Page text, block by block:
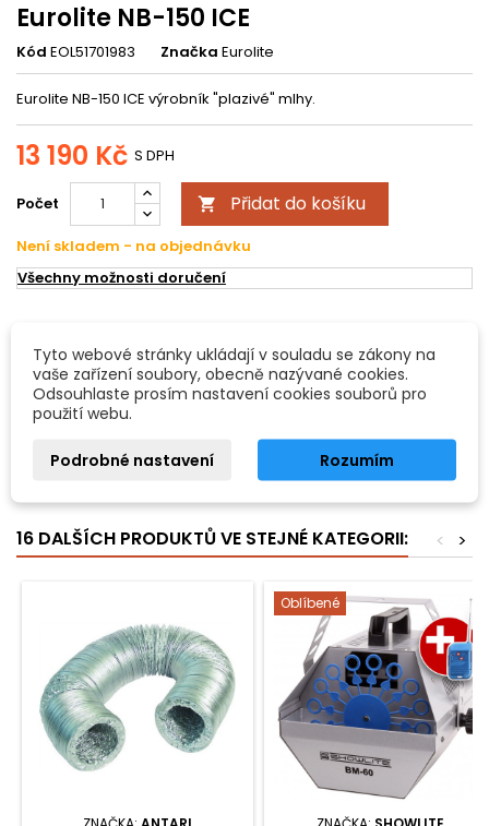
Eurolite NB-150 ICE
Kód EOL51701983 Značka Eurolite
Eurolite NB-150 ICE výrobník "plazivé" mlhy.
13 190 Kč S DPH
Počet  Přidat do košíku
Není skladem - na objednávku
Všechny možnosti doručení
DETAILY PRODUKTU
Eurolite NB-150 ICE
ochlazována ledovými kostkami a poté přeměněna na plazivou
mlhu. Žádná potřeba speciální náplně. DMX ovládání pomocí
16 DALŠÍCH PRODUKTŮ VE STEJNÉ KATEGORII: >
<
Oblíbené
Tyto webové stránky ukládají v souladu se zákony na
vaše zařízení soubory, obecně nazývané cookies.
Odsouhlaste prosím nastavení cookies souborů pro
použití webu.
Podrobné nastavení Rozumím